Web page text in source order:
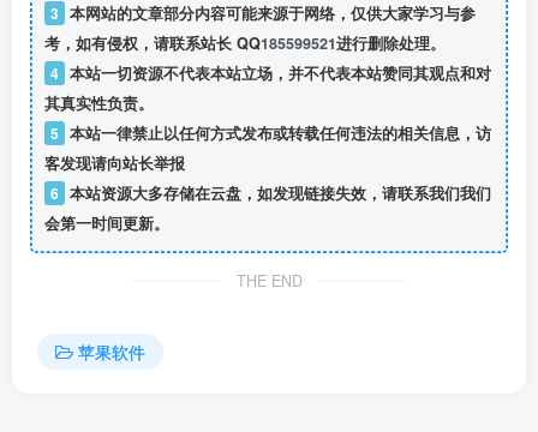
3 本网站的文章部分内容可能来源于网络，仅供大家学习与参
考，如有侵权，请联系站长 QQ185599521进行删除处理。
4 本站一切资源不代表本站立场，并不代表本站赞同其观点和对
其真实性负责。
5 本站一律禁止以任何方式发布或转载任何违法的相关信息，访
客发现请向站长举报
6 本站资源大多存储在云盘，如发现链接失效，请联系我们我们
会第一时间更新。
THE END
苹果软件